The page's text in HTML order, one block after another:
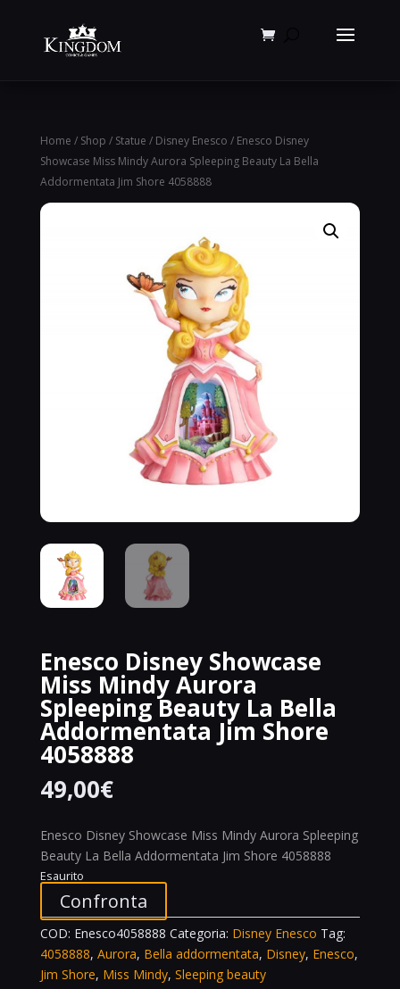
Home / Shop / Statue / Disney Enesco / Enesco Disney
Showcase Miss Mindy Aurora Spleeping Beauty La Bella
Addormentata Jim Shore 4058888
Enesco Disney Showcase
Miss Mindy Aurora
Spleeping Beauty La Bella
Addormentata Jim Shore
4058888
49,00€
Enesco Disney Showcase Miss Mindy Aurora Spleeping
Beauty La Bella Addormentata Jim Shore 4058888
Esaurito
Confronta
COD: Enesco4058888 Categoria: Disney Enesco Tag:
4058888, Aurora, Bella addormentata, Disney, Enesco,
Jim Shore, Miss Mindy, Sleeping beauty